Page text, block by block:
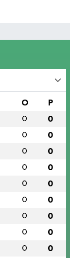
O P
0 0
0 0
0 0
0 0
0 0
0 0
0 0
0 0
0 0